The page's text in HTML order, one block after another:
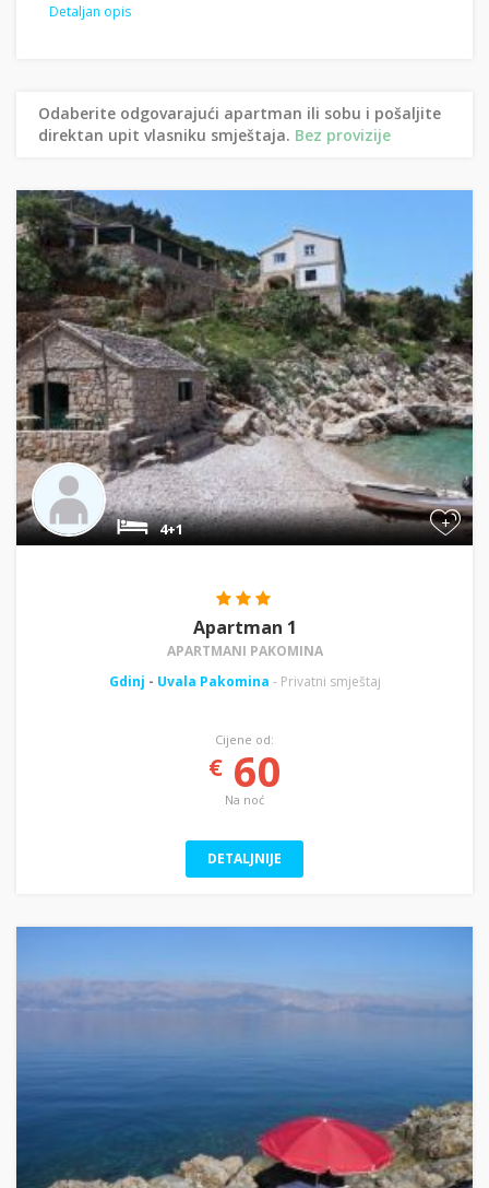
Detaljan opis
Odaberite odgovarajući apartman ili sobu i pošaljite
direktan upit vlasniku smještaja. Bez provizije
+
4+1
Apartman 1
APARTMANI PAKOMINA
Gdinj - Uvala Pakomina - Privatni smještaj
Cijene od:
€60
Na noć
DETALJNIJE